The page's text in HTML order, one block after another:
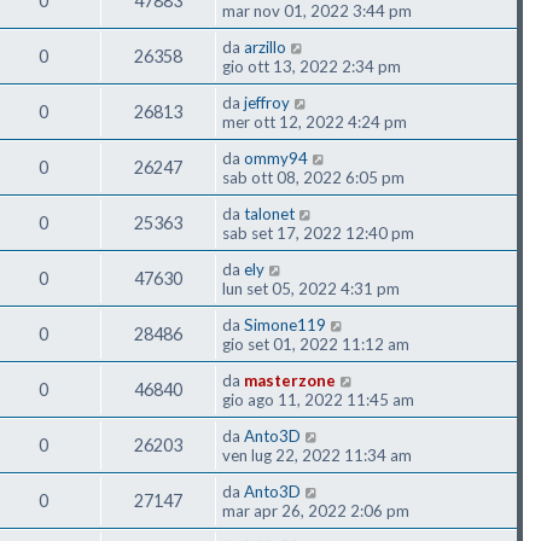
mar nov 01, 2022 3:44 pm
0 26358 da arzillo
gio ott 13, 2022 2:34 pm
0 26813 da jeffroy
mer ott 12, 2022 4:24 pm
0 26247 da ommy94
sab ott 08, 2022 6:05 pm
0 25363 da talonet
sab set 17, 2022 12:40 pm
0 47630 da ely
lun set 05, 2022 4:31 pm
0 28486 da Simone119
gio set 01, 2022 11:12 am
0 46840 da masterzone
gio ago 11, 2022 11:45 am
0 26203 da Anto3D
ven lug 22, 2022 11:34 am
0 27147 da Anto3D
mar apr 26, 2022 2:06 pm